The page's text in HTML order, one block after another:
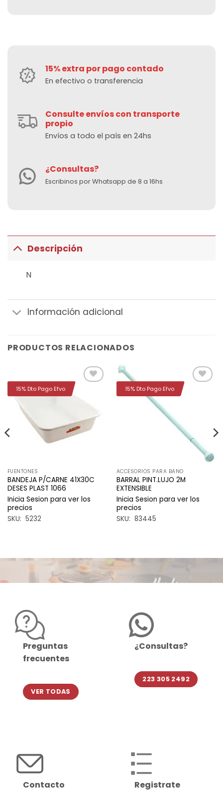
15% extra por pago contado
En efectivo o transferencia
Consulte envíos con transporte
propio
Envíos a todo el país en 24hs
¿Consultas?
Escribinos por Whatsapp de 8 a 16hs
Descripción
N
Información adicional
PRODUCTOS RELACIONADOS
FUENTONES
BANDEJA P/CARNE 41X30C
DESES PLAST 1066
Inicia Sesion para ver los
precios
SKU: 5232
15% Dto Pago Efvo
ACCESORIOS PARA BANO
BARRAL PINT.LUJO 2M
EXTENSIBLE
Inicia Sesion para ver los
precios
SKU: 83445
15% Dto Pago Efvo
Preguntas
frecuentes
VER TODAS
¿Consultas?
223 305 2492
Contacto Registrate